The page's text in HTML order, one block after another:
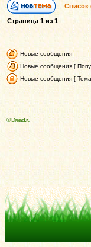
Страница 1из 1
Новые сообщения
Новые сообщения [
Новые сообщения [
© Dread.ru